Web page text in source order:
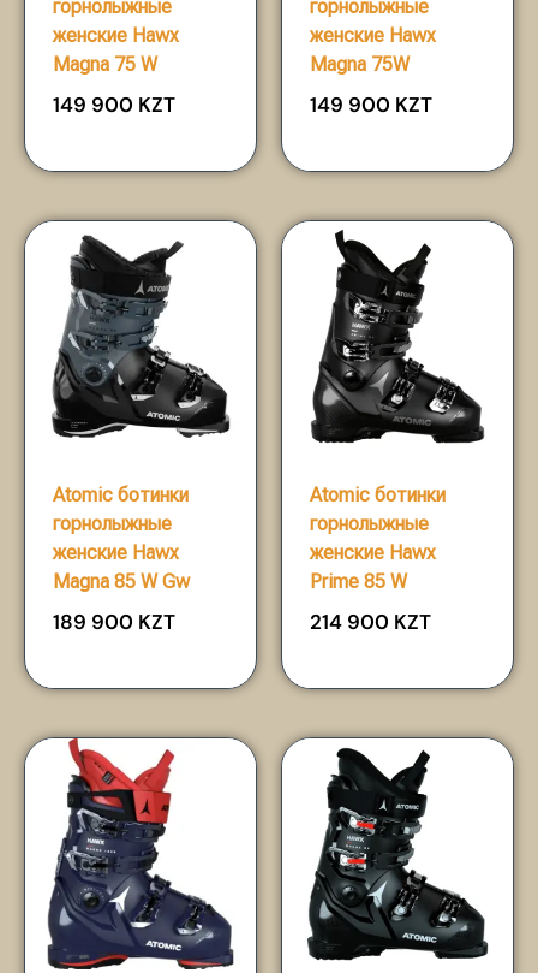
горнолыжные
женские Hawx
Magna 75 W
149 900 KZT
горнолыжные
женские Hawx
Magna 75W
149 900 KZT
Atomic ботинки
горнолыжные
женские Hawx
Magna 85 W Gw
189 900 KZT
Atomic ботинки
горнолыжные
женские Hawx
Prime 85 W
214 900 KZT